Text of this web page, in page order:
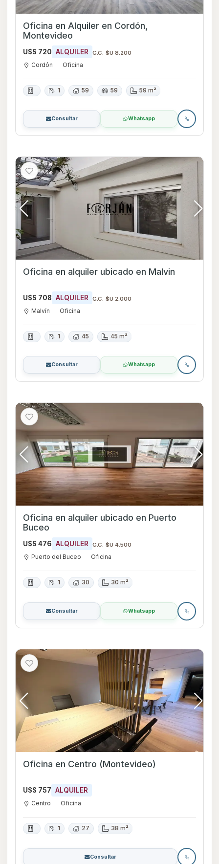
Oficina en Alquiler en Cordón,
Montevideo
U$S 720 ALQUILER G.C. $U 8.200
Cordón Oficina
1 59 59 59 m²
Consultar Whatsapp
Oficina en alquiler ubicado en Malvin
U$S 708 ALQUILER G.C. $U 2.000
Malvín Oficina
1 45 45 m²
Consultar Whatsapp
Oficina en alquiler ubicado en Puerto
Buceo
U$S 476 ALQUILER G.C. $U 4.500
Puerto del Buceo Oficina
1 30 30 m²
Consultar Whatsapp
Oficina en Centro (Montevideo)
U$S 757 ALQUILER
Centro Oficina
1 27 38 m²
Consultar